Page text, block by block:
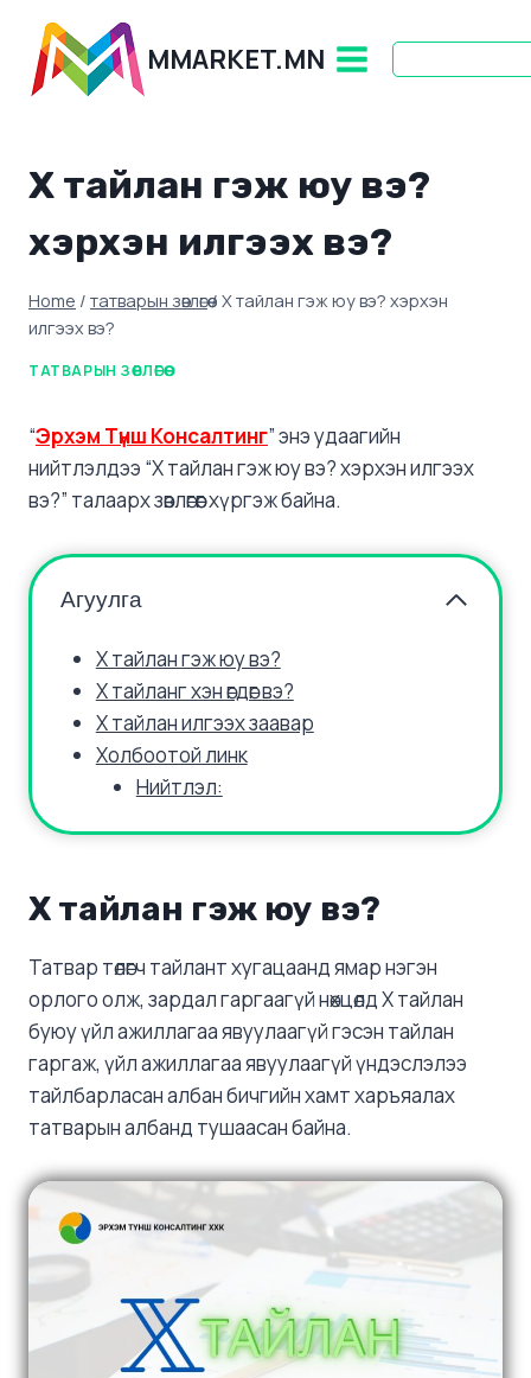
content
MMARKET.MN
Х тайлан гэж юу вэ?
хэрхэн илгээх вэ?
Home / татварын зөвлөгөө/ Х тайлан гэж юу вэ? хэрхэн
илгээх вэ?
ТАТВАРЫН ЗӨВЛӨГӨӨ
“Эрхэм Түнш Консалтинг” энэ удаагийн
нийтлэлдээ “Х тайлан гэж юу вэ? хэрхэн илгээх
вэ?” талаарх зөвлөгөөг хүргэж байна.
Агуулга
Х тайлан гэж юу вэ?
Х тайланг хэн өгдөг вэ?
Х тайлан илгээх заавар
Холбоотой линк
Нийтлэл:
Х тайлан гэж юу вэ?
Татвар төлөгч тайлант хугацаанд ямар нэгэн
орлого олж, зардал гаргаагүй нөхцөлд Х тайлан
буюу үйл ажиллагаа явуулаагүй гэсэн тайлан
гаргаж, үйл ажиллагаа явуулаагүй үндэслэлээ
тайлбарласан албан бичгийн хамт харъяалах
татварын албанд тушаасан байна.